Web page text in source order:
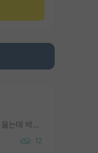
서당개 개 ㅅㄲ도 3년이면 풍월 읊는데 박사 5년 이상 대리고 있으면서 물된건 교수 탓 맞는ㄱ게 거기가 서당이 아니란 소리임
12